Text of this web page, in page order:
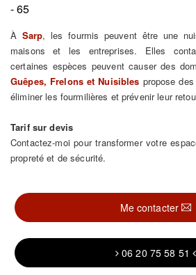
- 65
À Sarp, les fourmis peuvent être une
maisons et les entreprises. Elles
certaines espèces peuvent causer des
Guêpes, Frelons et Nuisibles propose
éliminer les fourmilières et prévenir leur
Tarif sur devis
Contactez-moi pour transformer votre
propreté et de sécurité.
Me contacter
06 20 75 58 51